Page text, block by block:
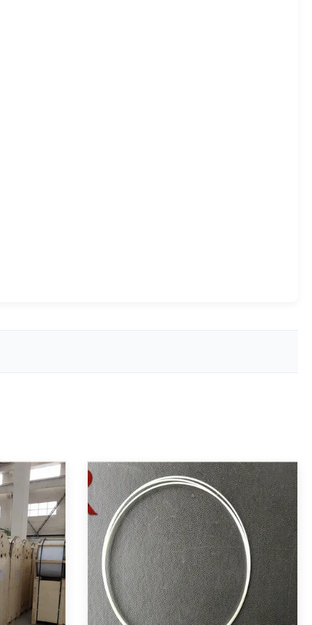
di
fibra
cavo
Optical
Central
Info
Fascio di fibre ottiche di
Pultruded del centro dei cavi
che migliora resistenza alla
trazione dei cavi
FRP Rod Strength Member for Fiber Optic
Cables FRP Rod Strength Member for
Fiber Optic Cables Strength member for